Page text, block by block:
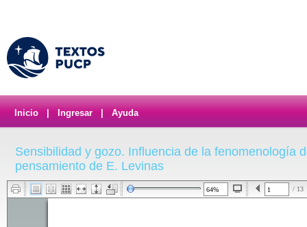
Inicio Ingresar Ayuda
Sensibilidad y gozo. Influencia de la fenomenología
pensamiento de E. Levinas
/ 13